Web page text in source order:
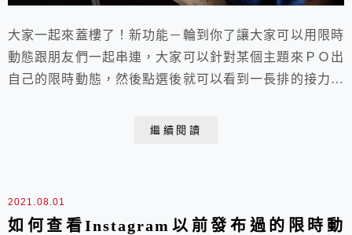
大家一起來蓋樓了！新功能－輪到你了讓大家可以用限時
動態跟朋友們一起串連，大家可以針對某個主題來ＰＯ出
自己的限時動態，然後點選後就可以看到一長排的接力限
繼續閱讀
2021.08.01
如何查看Instagram以前發布過的限時動